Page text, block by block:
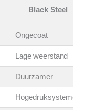
Black Steel
Ongecoat
Lage weerstand
Duurzamer
Hogedruksystemen